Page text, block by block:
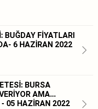
BUĞDAY FİYATLARI
6 HAZİRAN 2022
BURSA
AMA...
- 05 HAZİRAN 2022